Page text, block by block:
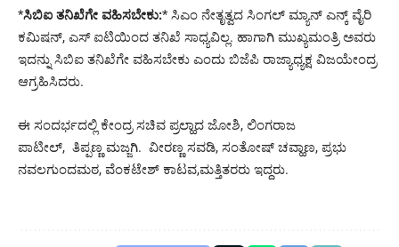
*ಸಿಬಿಐ ತನಿಖೆಗೇ ವಹಿಸಬೇಕು:* ಸಿಎಂ ನೇತೃತ್ವದ ಸಿಂಗಲ್ ಮ್ಯಾನ್ ಎನ್ಕ್ ವೈರಿ
ಕಮಿಷನ್, ಎಸ್ ಐಟಿಯಿಂದ ತನಿಖೆ ಸಾಧ್ಯವಿಲ್ಲ. ಹಾಗಾಗಿ ಮುಖ್ಯಮಂತ್ರಿ ಅವರು
ಇದನ್ನು ಸಿಬಿಐ ತನಿಖೆಗೇ ವಹಿಸಬೇಕು ಎಂದು ಬಿಜೆಪಿ ರಾಜ್ಯಾಧ್ಯಕ್ಷ ವಿಜಯೇಂದ್ರ
ಆಗ್ರಹಿಸಿದರು.
ಈ ಸಂದರ್ಭದಲ್ಲಿ ಕೇಂದ್ರ ಸಚಿವ ಪ್ರಲ್ಹಾದ ಜೋಶಿ, ಲಿಂಗರಾಜ
ಪಾಟೀಲ್, ತಿಪ್ಪಣ್ಣ ಮಜ್ಜಗಿ. ವೀರಣ್ಣ ಸವಡಿ, ಸಂತೋಷ್ ಚವ್ಹಾಣ, ಪ್ರಭು
ನವಲಗುಂದಮಠ, ವೆಂಕಟೇಶ್ ಕಾಟವ,ಮತ್ತಿತರರು ಇದ್ದರು.